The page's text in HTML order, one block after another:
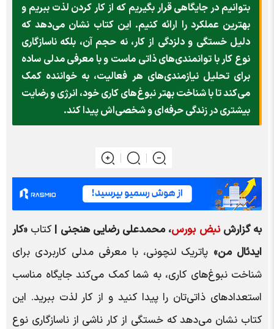
بتوانیم در جایگاهی قرار بگیریم که از کار کردن لذت ببریم و
بهترین عملکرد را ارائه کنیم. این کتاب نشان می‌دهد که
دلیل خستگی و دلزدگی از کار، نه حجم آن، بلکه ناسازگاری
نوع کار با توانمندی‌های ذاتی ماست و با معرفی مدلی ساده
برای تحلیل نیازمندی‌های هر فعالیت، به خواننده کمک
می‌کند تا با شناخت بهتر نبوغ‌های کاری خود، انرژی و رضایت
بیشتری در زندگی حرفه‌ای و شخصی‌اش پیدا کند.
به گزارشنبض بورس، محمدعلی رضایی هنجنی |کتاب «کار
ایدئال من» پاتریک لنچونی، با معرفی مدلی کاربردی برای
شناخت نبوغ‌های کاری، به شما کمک می‌کند جایگاه مناسب
استعدادهای ذاتی‌تان را پیدا کنید و از کار لذت ببرید. این
کتاب نشان می‌دهد که خستگی از کار ناشی از ناسازگاری نوع